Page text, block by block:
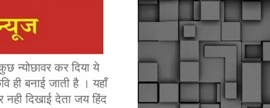
न्योछावर कर दिया ये
बनाई जाती है । यहाँ
दिखाई देता जय हिंद